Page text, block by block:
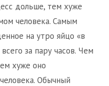
дольше, тем хуже
человека. Самым
на утро яйцо «в
за пару часов. Чем
хуже оно
Обычный